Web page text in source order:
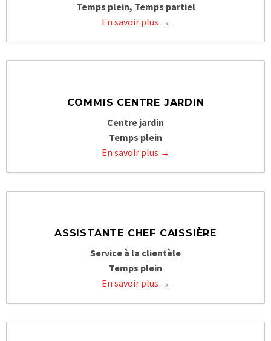
Temps plein Temps partiel
En savoir plus
COMMIS CENTRE JARDIN
Centre jardin
Temps plein
En savoir plus
ASSISTANTE CHEF CAISSIÈRE
Service à la clientèle
Temps plein
En savoir plus